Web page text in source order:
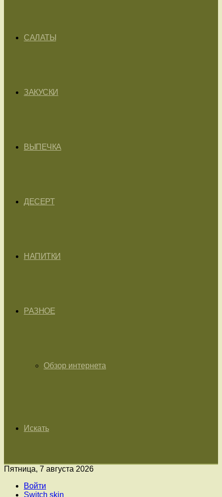
САЛАТЫ
ЗАКУСКИ
ВЫПЕЧКА
ДЕСЕРТ
НАПИТКИ
РАЗНОЕ
Обзор интернета
Искать
Пятница, 7 августа 2026
Войти
Switch skin